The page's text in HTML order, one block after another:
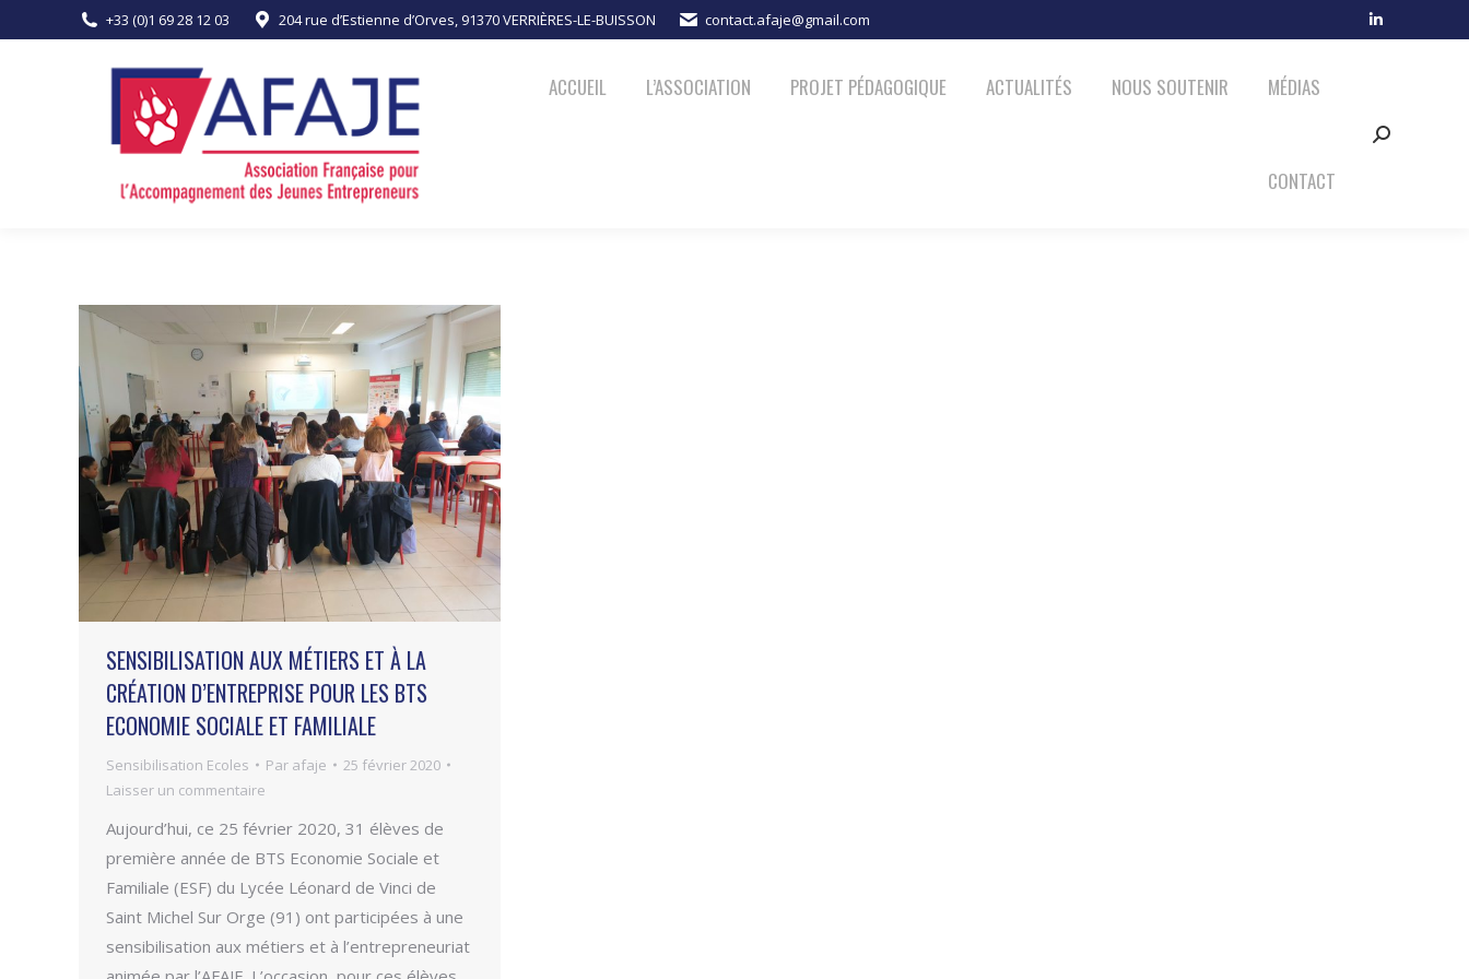
+33 (0)1 69 28 12 03 204 rue d’Estienne d’Orves, 91370 VERRIÈRES-LE-BUISSON contact.afaje@gmail.com
new
ACCUEIL L’ASSOCIATION PROJET PÉDAGOGIQUE ACTUALITÉS NOUS SOUTENIR MÉDIAS
CONTACT
Search:
SENSIBILISATION AUX MÉTIERS ET À LA
CRÉATION D’ENTREPRISE POUR LES BTS
ECONOMIE SOCIALE ET FAMILIALE
Sensibilisation Ecoles Par afaje
25 février 2020
Laisser un commentaire
Aujourd’hui, ce 25 février 2020, 31 élèves de
première année de BTS Economie Sociale et
Familiale (ESF) du Lycée Léonard de Vinci de
Saint Michel Sur Orge (91) ont participées à une
sensibilisation aux métiers et à l’entrepreneuriat
ACCUEIL L’ASSOCIATION PROJET PÉDAGOGIQUE ACTUALITÉS NOUS SOUTENIR MÉDIAS CONTACT Search: